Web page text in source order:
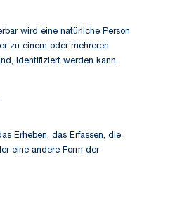
wird eine natürliche Person
zu einem oder mehreren
identifiziert werden kann.
Erheben, das Erfassen, die
eine andere Form der